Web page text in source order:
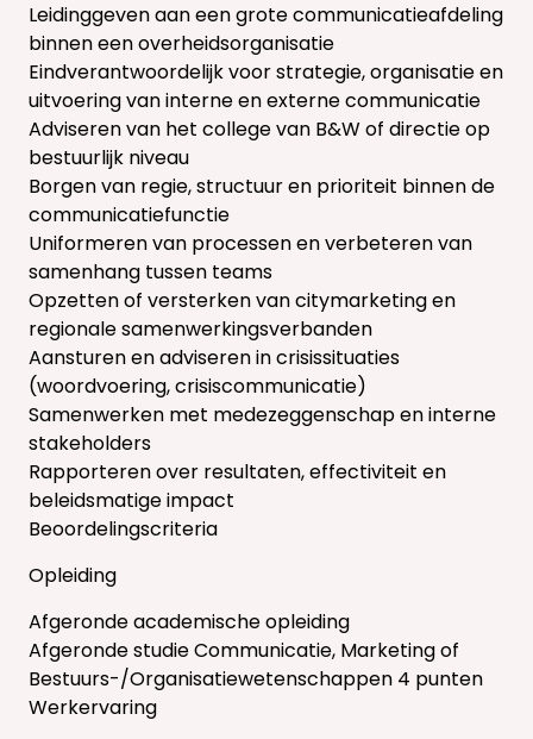
Leidinggeven aan een grote communicatieafdeling
binnen een overheidsorganisatie
Eindverantwoordelijk voor strategie, organisatie en
uitvoering van interne en externe communicatie
Adviseren van het college van B&W of directie op
bestuurlijk niveau
Borgen van regie, structuur en prioriteit binnen de
communicatiefunctie
Uniformeren van processen en verbeteren van
samenhang tussen teams
Opzetten of versterken van citymarketing en
regionale samenwerkingsverbanden
Aansturen en adviseren in crisissituaties
(woordvoering, crisiscommunicatie)
Samenwerken met medezeggenschap en interne
stakeholders
Rapporteren over resultaten, effectiviteit en
beleidsmatige impact
Beoordelingscriteria
Opleiding
Afgeronde academische opleiding
Afgeronde studie Communicatie, Marketing of
Bestuurs-/Organisatiewetenschappen 4 punten
Werkervaring